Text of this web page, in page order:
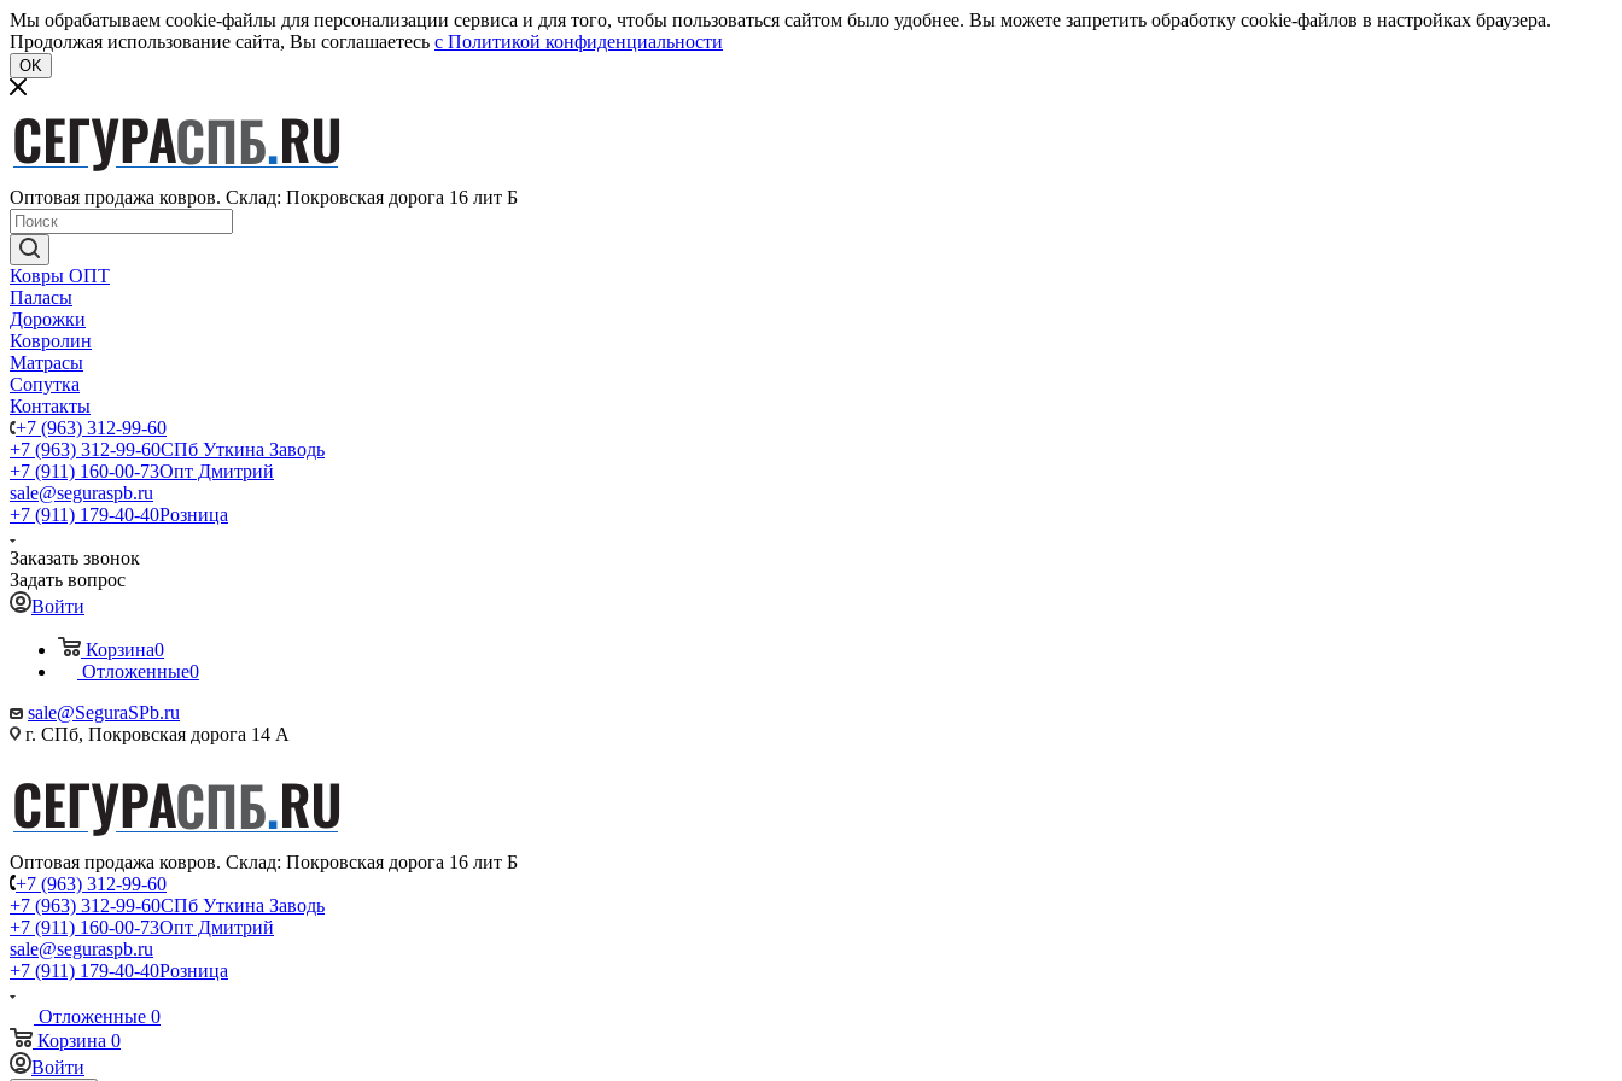
Мы обрабатываем cookie-файлы для персонализации сервиса и для того, чтобы пользоваться сайтом было удобнее. Вы можете запретить обработку cookie-файлов в настройках браузера.
Продолжая использование сайта, Вы соглашаетесь c Политикой конфиденциальности
OK
Оптовая продажа ковров. Склад: Покровская дорога 16 лит Б
Ковры ОПТ
Паласы
Дорожки
Ковролин
Матрасы
Сопутка
Контакты
+7 (963) 312-99-60
+7 (963) 312-99-60СПб Уткина Заводь
+7 (911) 160-00-73Опт Дмитрий
sale@seguraspb.ru
+7 (911) 179-40-40Розница
Заказать звонок
Задать вопрос
Войти
Корзина0
Отложенные0
sale@SeguraSPb.ru
г. СПб, Покровская дорога 14 А
Оптовая продажа ковров. Склад: Покровская дорога 16 лит Б
+7 (963) 312-99-60
+7 (963) 312-99-60СПб Уткина Заводь
+7 (911) 160-00-73Опт Дмитрий
sale@seguraspb.ru
+7 (911) 179-40-40Розница
Отложенные 0
Корзина 0
Войти